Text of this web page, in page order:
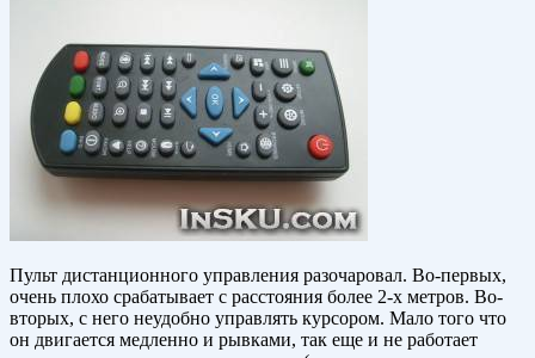
Пульт дистанционного управления разочаровал. Во-первых,
очень плохо срабатывает с расстояния более 2-х метров. Во-
вторых, с него неудобно управлять курсором. Мало того что
он двигается медленно и рывками, так еще и не работает